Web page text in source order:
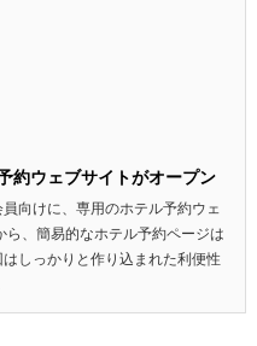
約ウェブサイトがオープン
向けに、専用のホテル予約ウェ
、簡易的なホテル予約ページは
しっかりと作り込まれた利便性